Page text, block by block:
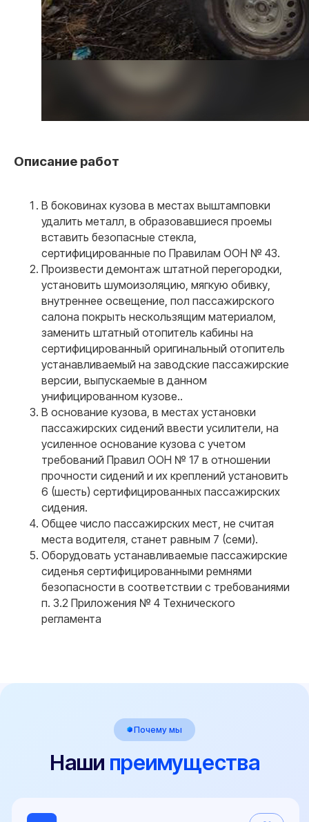
Описание работ
В боковинах кузова в местах выштамповки
удалить металл, в образовавшиеся проемы
вставить безопасные стекла,
сертифицированные по Правилам ООН № 43.
Произвести демонтаж штатной перегородки,
установить шумоизоляцию, мягкую обивку,
внутреннее освещение, пол пассажирского
салона покрыть нескользящим материалом,
заменить штатный отопитель кабины на
сертифицированный оригинальный отопитель
устанавливаемый на заводские пассажирские
версии, выпускаемые в данном
унифицированном кузове..
В основание кузова, в местах установки
пассажирских сидений ввести усилители, на
усиленное основание кузова с учетом
требований Правил ООН № 17 в отношении
прочности сидений и их креплений установить
6 (шесть) сертифицированных пассажирских
сидения.
Общее число пассажирских мест, не считая
места водителя, станет равным 7 (семи).
Оборудовать устанавливаемые пассажирские
сиденья сертифицированными ремнями
безопасности в соответствии с требованиями
п. 3.2 Приложения № 4 Технического
регламента
Оперативная поддержка
на всех этапах 24/7
+40
специалистов
Остались вопросы?
время
Ваш номер
+7
Я даю согласие на обработку персональных данных
Оставить заявку
Полина Скрынник
Специалист по сопровождению
Ксения Киселева
Специалист по сопровождению
Александр Литомин
Руководитель отдела продаж
Валерий Овчинников
Специалист по работе с клиентами
Евгений Коптяев
Менеджер по продажам
Зимин Владислав
Специалист по сопровождению
ИНН 3525479460
Центральный офис: г. Вологда,
ул. Мира 40, этаж 2, офис 4
+7 (800) 100-84-55